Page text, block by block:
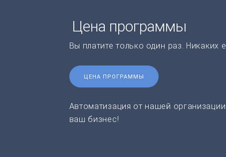
Цена программы
Вы платите только один раз. Никаких
ЦЕНА ПРОГРАММЫ
Автоматизация от нашей
ваш бизнес!